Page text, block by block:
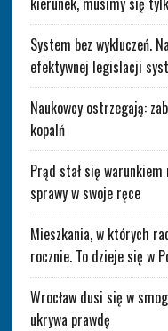
System bez wykluczeń.
efektywnej legislacji
Naukowcy ostrzegają:
kopalń
Prąd stał się
sprawy w swoje ręce
Mieszkania, w których
rocznie. To dzieje się w
Wrocław dusi się w
ukrywa prawdę